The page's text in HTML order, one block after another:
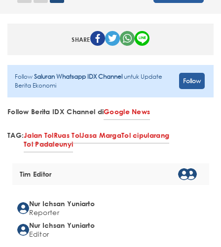
SHARE
FollowSaluran Whatsapp IDX Channeluntuk Update
Berita Ekonomi
Follow
Follow Berita IDX Channel diGoogle News
TAG:Jalan TolRuas TolJasa MargaTol cipularang
Tol Padaleunyi
Tim Editor
Nur Ichsan Yuniarto
Reporter
Nur Ichsan Yuniarto
Editor